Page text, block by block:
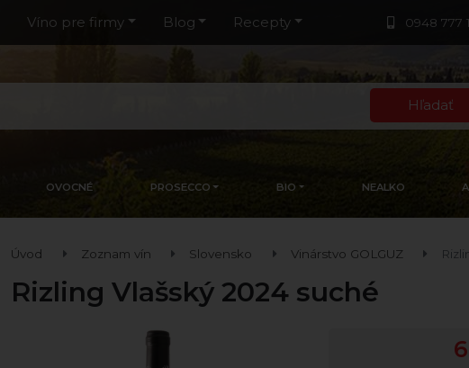
0948 777
Víno pre firmy Blog Recepty
Hľadať
OVOCNÉ PROSECCO BIO NEALKO
Úvod Zoznam vín Slovensko Vinárstvo GOLGUZ
Rizling Vlašský 2024 suché